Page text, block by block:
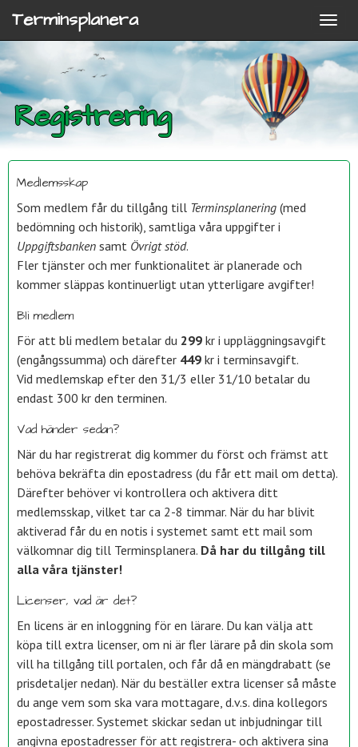
Terminsplanera
Registrering
Medlemsskap
Som medlem får du tillgång till Terminsplanering (med
bedömning och historik), samtliga våra uppgifter i
Uppgiftsbanken samt Övrigt stöd.
Fler tjänster och mer funktionalitet är planerade och
kommer släppas kontinuerligt utan ytterligare avgifter!
Bli medlem
För att bli medlem betalar du 299 kr i uppläggningsavgift
(engångssumma) och därefter 449 kr i terminsavgift.
Vid medlemskap efter den 31/3 eller 31/10 betalar du
endast 300 kr den terminen.
Vad händer sedan?
När du har registrerat dig kommer du först och främst att
behöva bekräfta din epostadress (du får ett mail om detta).
Därefter behöver vi kontrollera och aktivera ditt
medlemsskap, vilket tar ca 2-8 timmar. När du har blivit
aktiverad får du en notis i systemet samt ett mail som
välkomnar dig till Terminsplanera. Då har du tillgång till
alla våra tjänster!
Licenser, vad är det?
En licens är en inloggning för en lärare. Du kan välja att
köpa till extra licenser, om ni är fler lärare på din skola som
vill ha tillgång till portalen, och får då en mängdrabatt (se
prisdetaljer nedan). När du beställer extra licenser så måste
du ange vem som ska vara mottagare, d.v.s. dina kollegors
epostadresser. Systemet skickar sedan ut inbjudningar till
angivna epostadresser för att registrera- och aktivera sina